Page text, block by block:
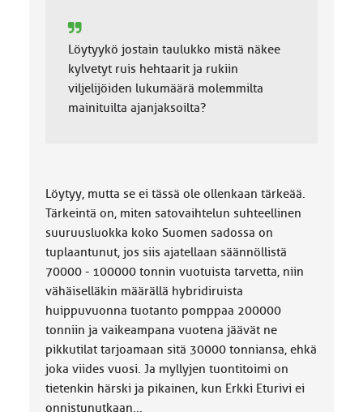
Löytyykö jostain taulukko mistä näkee
kylvetyt ruis hehtaarit ja rukiin
viljelijöiden lukumäärä molemmilta
mainituilta ajanjaksoilta?
Löytyy, mutta se ei tässä ole ollenkaan tärkeää.
Tärkeintä on, miten satovaihtelun suhteellinen
suuruusluokka koko Suomen sadossa on
tuplaantunut, jos siis ajatellaan säännöllistä
70000 - 100000 tonnin vuotuista tarvetta, niin
vähäiselläkin määrällä hybridiruista
huippuvuonna tuotanto pomppaa 200000
tonniin ja vaikeampana vuotena jäävät ne
pikkutilat tarjoamaan sitä 30000 tonniansa, ehkä
joka viides vuosi. Ja myllyjen tuontitoimi on
tietenkin härski ja pikainen, kun Erkki Eturivi ei
onnistunutkaan...